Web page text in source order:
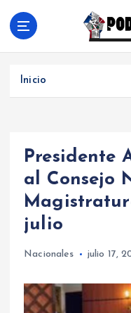
Inicio
Presidente
al Consejo
julio
Nacionales julio 17,